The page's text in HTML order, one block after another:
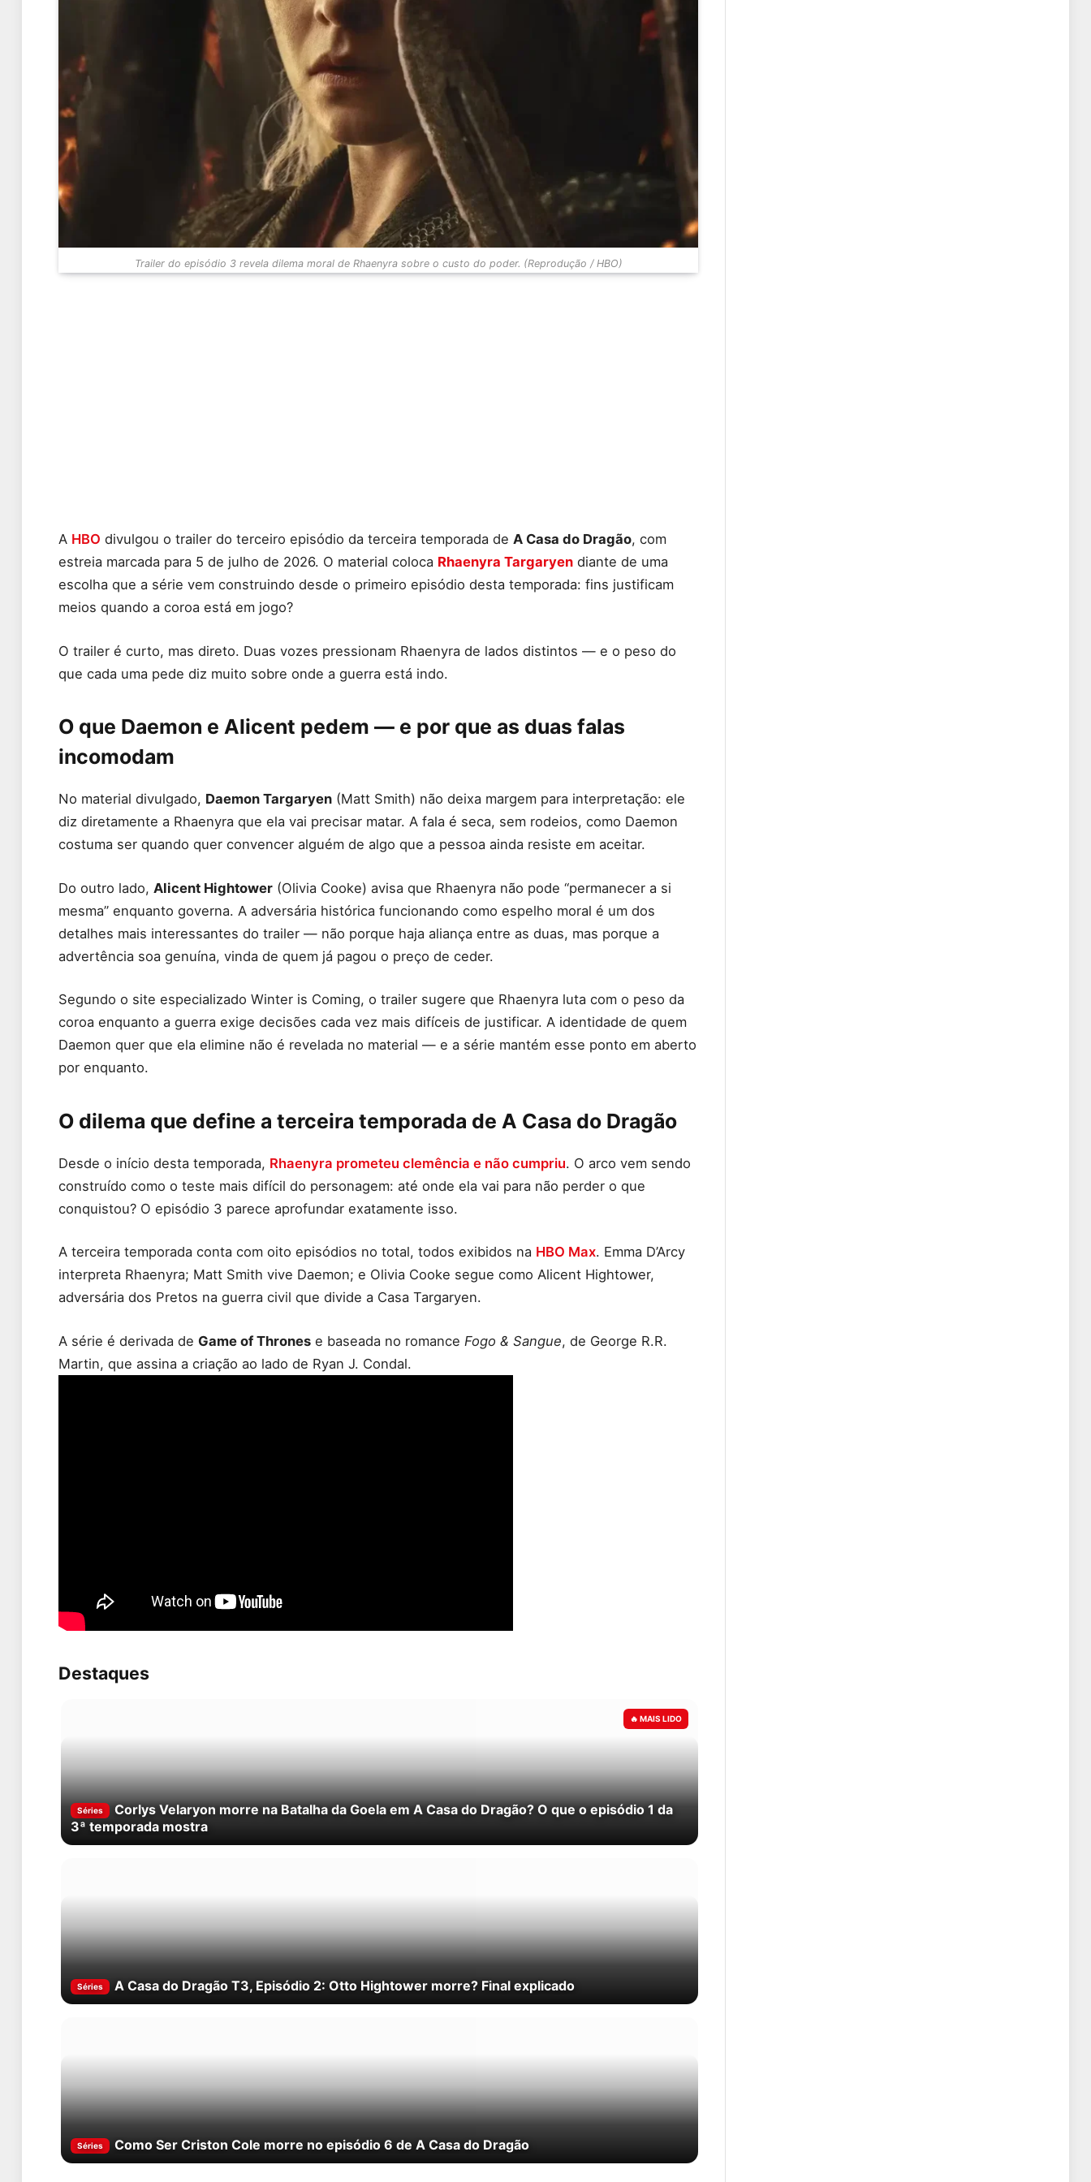
Trailer do episódio 3 revela dilema moral de Rhaenyra sobre o custo do poder. (Reprodução / HBO)
A HBO divulgou o trailer do terceiro episódio da terceira temporada de A Casa do Dragão, com
estreia marcada para 5 de julho de 2026. O material coloca Rhaenyra Targaryen diante de uma
escolha que a série vem construindo desde o primeiro episódio desta temporada: fins justificam
meios quando a coroa está em jogo?
O trailer é curto, mas direto. Duas vozes pressionam Rhaenyra de lados distintos — e o peso do
que cada uma pede diz muito sobre onde a guerra está indo.
O que Daemon e Alicent pedem — e por que as duas falas
incomodam
No material divulgado, Daemon Targaryen (Matt Smith) não deixa margem para interpretação: ele
diz diretamente a Rhaenyra que ela vai precisar matar. A fala é seca, sem rodeios, como Daemon
costuma ser quando quer convencer alguém de algo que a pessoa ainda resiste em aceitar.
Do outro lado, Alicent Hightower (Olivia Cooke) avisa que Rhaenyra não pode “permanecer a si
mesma” enquanto governa. A adversária histórica funcionando como espelho moral é um dos
detalhes mais interessantes do trailer — não porque haja aliança entre as duas, mas porque a
advertência soa genuína, vinda de quem já pagou o preço de ceder.
Segundo o site especializado Winter is Coming, o trailer sugere que Rhaenyra luta com o peso da
coroa enquanto a guerra exige decisões cada vez mais difíceis de justificar. A identidade de quem
Daemon quer que ela elimine não é revelada no material — e a série mantém esse ponto em aberto
por enquanto.
O dilema que define a terceira temporada de A Casa do Dragão
Desde o início desta temporada, Rhaenyra prometeu clemência e não cumpriu. O arco vem sendo
construído como o teste mais difícil do personagem: até onde ela vai para não perder o que
conquistou? O episódio 3 parece aprofundar exatamente isso.
A terceira temporada conta com oito episódios no total, todos exibidos na HBO Max. Emma D’Arcy
interpreta Rhaenyra; Matt Smith vive Daemon; e Olivia Cooke segue como Alicent Hightower,
adversária dos Pretos na guerra civil que divide a Casa Targaryen.
A série é derivada de Game of Thrones e baseada no romance Fogo & Sangue, de George R.R.
Martin, que assina a criação ao lado de Ryan J. Condal.
Destaques
Séries
Corlys Velaryon morre na Batalha da Goela em A Casa do Dragão? O que o episódio 1 da
3ª temporada mostra
Séries A Casa do Dragão T3, Episódio 2: Otto Hightower morre? Final explicado
Séries Como Ser Criston Cole morre no episódio 6 de A Casa do Dragão